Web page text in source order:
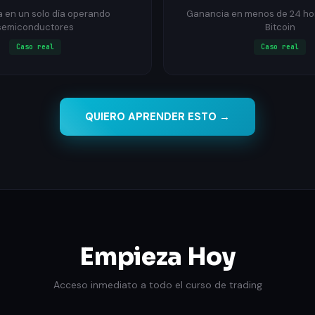
en un solo día operando
Caso real
Ganancia en menos de 24
Bitcoin
Caso real
QUIERO APRENDER ESTO →
Empieza Hoy
Acceso inmediato a todo el curso de trading